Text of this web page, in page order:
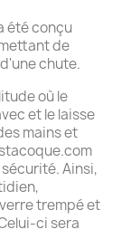
été conçu
de
chute.
où le
et le laisse
mains et
Ainsi,
trempé et
ci sera